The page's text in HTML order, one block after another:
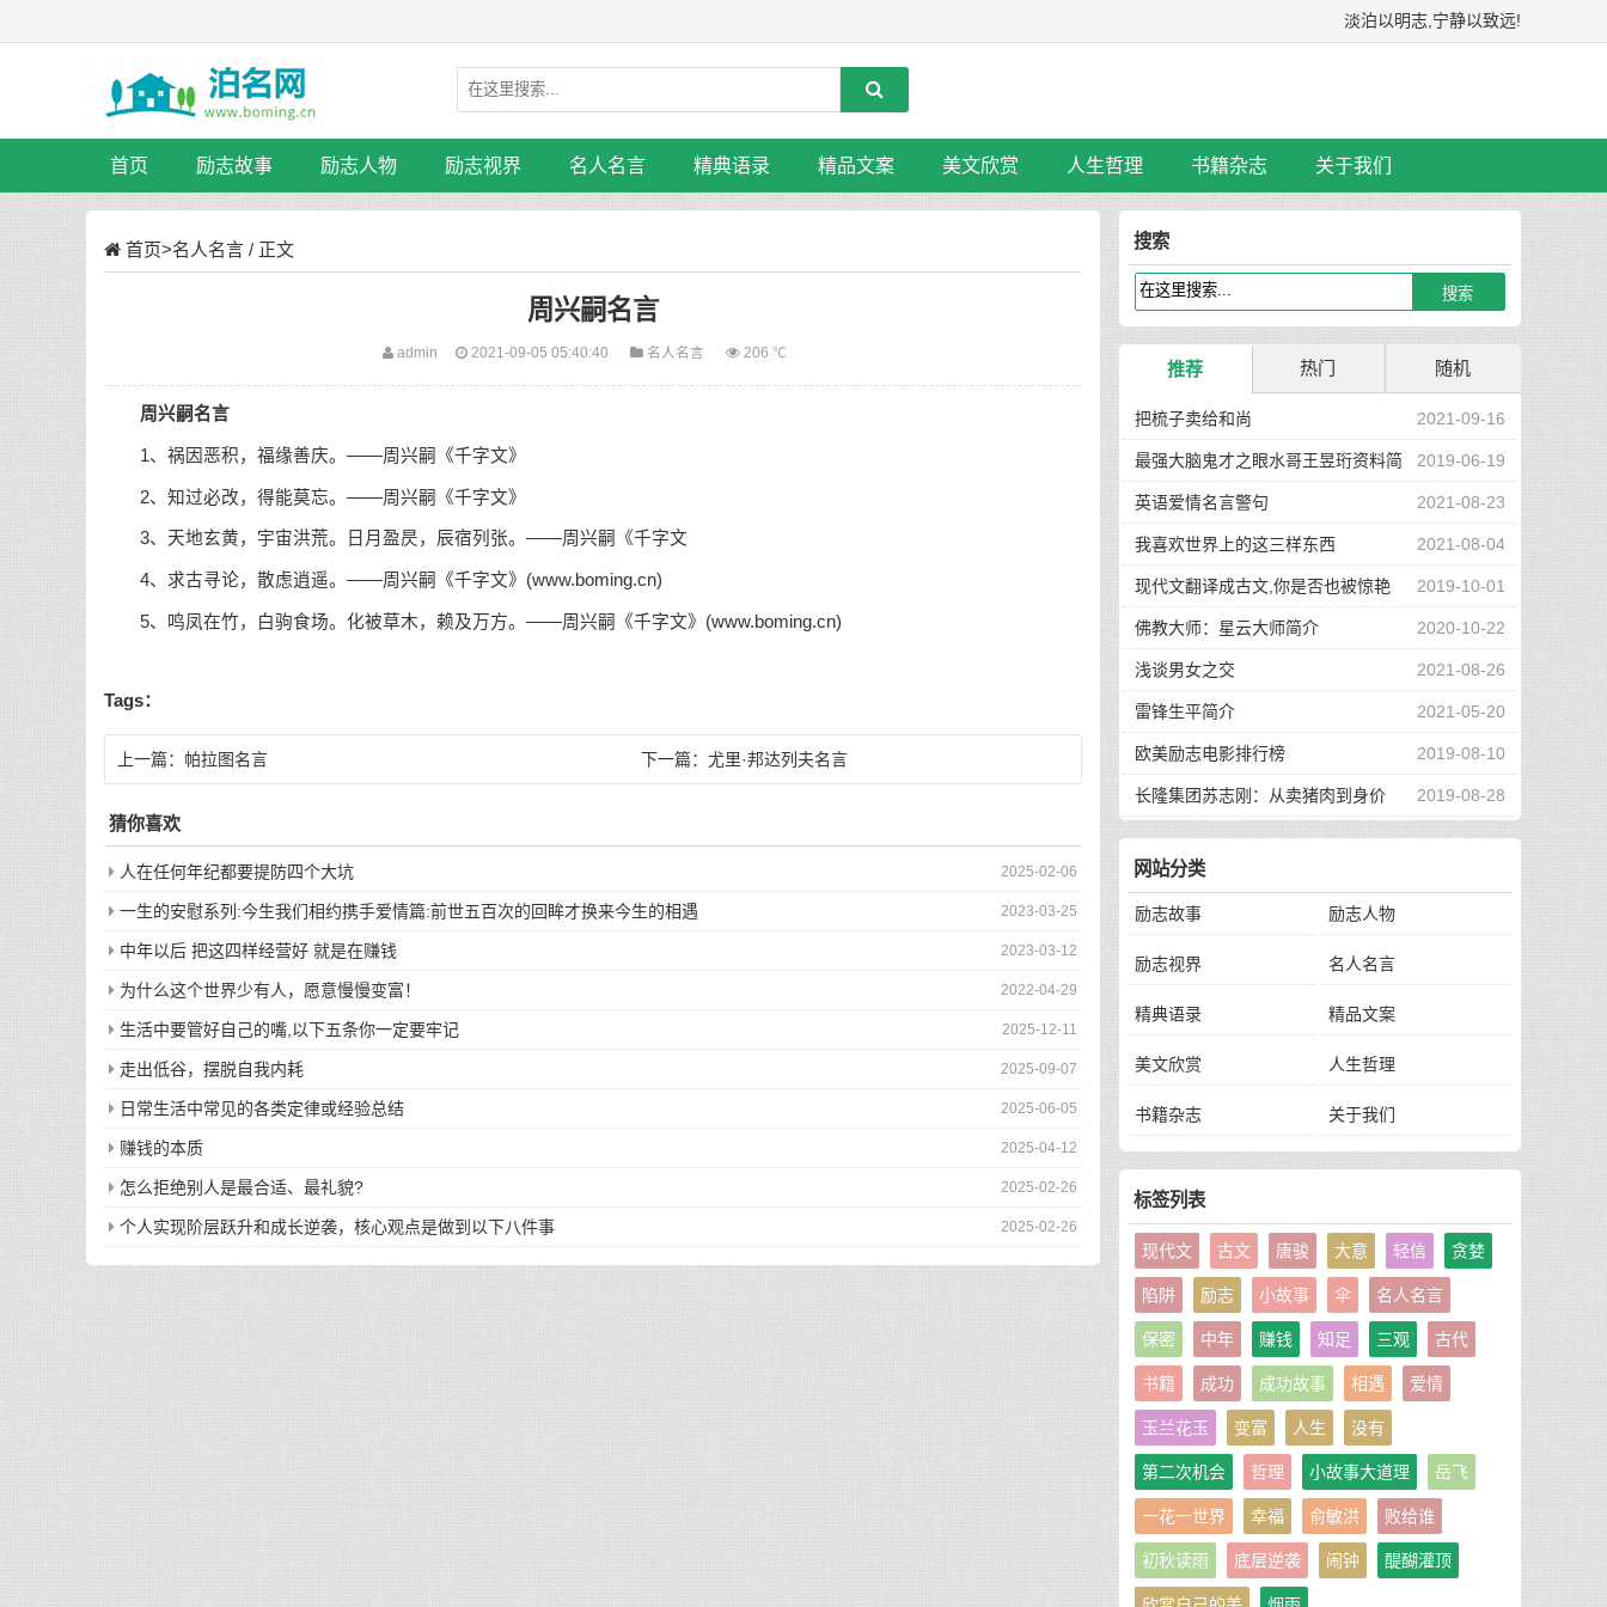
淡泊以明志,宁静以致远!
首页 励志故事 励志人物 励志视界 名人名言 精典语录 精品文案 美文欣赏 人生哲理 书籍杂志 关于我们
首页>名人名言 / 正文
周兴嗣名言
admin 2021-09-05 05:40:40 名人名言 206 ℃
周兴嗣名言
1、祸因恶积，福缘善庆。——周兴嗣《千字文》
2、知过必改，得能莫忘。——周兴嗣《千字文》
3、天地玄黄，宇宙洪荒。日月盈昃，辰宿列张。——周兴嗣《千字文
4、求古寻论，散虑逍遥。——周兴嗣《千字文》(www.boming.cn)
5、鸣凤在竹，白驹食场。化被草木，赖及万方。——周兴嗣《千字文》(www.boming.cn)
Tags：
上一篇： 帕拉图名言 下一篇：尤里·邦达列夫名言
猜你喜欢
2025-02-06
人在任何年纪都要提防四个大坑
2023-03-25
一生的安慰系列:今生我们相约携手爱情篇:前世五百次的回眸才换来今生的相遇
2023-03-12
中年以后 把这四样经营好 就是在赚钱
2022-04-29
为什么这个世界少有人，愿意慢慢变富！
2025-12-11
生活中要管好自己的嘴,以下五条你一定要牢记
2025-09-07
走出低谷，摆脱自我内耗
2025-06-05
日常生活中常见的各类定律或经验总结
2025-04-12
赚钱的本质
2025-02-26
怎么拒绝别人是最合适、最礼貌?
2025-02-26
个人实现阶层跃升和成长逆袭，核心观点是做到以下八件事
搜索
推荐 热门 随机
2021-09-16
把梳子卖给和尚
2019-06-19
最强大脑鬼才之眼水哥王昱珩资料简
介 2021-08-23
英语爱情名言警句
2021-08-04
我喜欢世界上的这三样东西
2019-10-01
现代文翻译成古文,你是否也被惊艳
到了 2020-10-22
佛教大师：星云大师简介
2021-08-26
浅谈男女之交
2021-05-20
雷锋生平简介
2019-08-10
欧美励志电影排行榜
2019-08-28
长隆集团苏志刚：从卖猪肉到身价
130亿，他的秘诀是？
网站分类
励志故事 励志人物
励志视界 名人名言
精典语录 精品文案
美文欣赏 人生哲理
书籍杂志 关于我们
标签列表
现代文 古文 唐骏 大意 轻信 贪婪
陷阱 励志 小故事 伞 名人名言
保密 中年 赚钱 知足 三观 古代
书籍 成功 成功故事 相遇 爱情
玉兰花玉 变富 人生 没有
第二次机会 哲理 小故事大道理 岳飞
一花一世界 幸福 俞敏洪 败给谁
初秋读雨 底层逆袭 闹钟 醍醐灌顶